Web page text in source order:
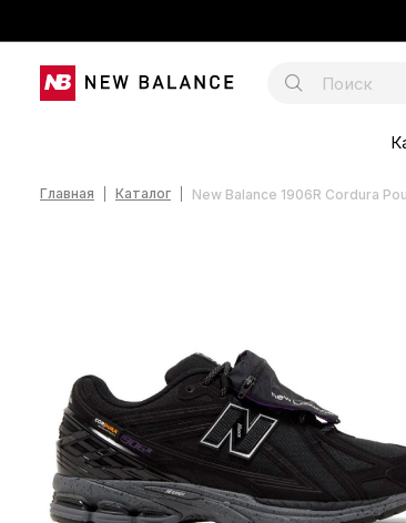
Главная Каталог New Balance 1906R Cordura